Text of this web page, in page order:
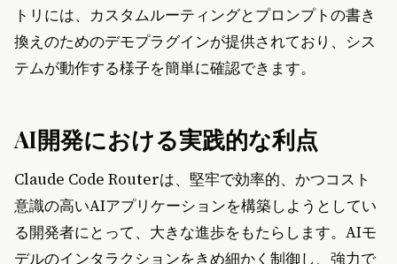
トリには、カスタムルーティングとプロンプトの書き
換えのためのデモプラグインが提供されており、シス
テムが動作する様子を簡単に確認できます。
AI開発における実践的な利点
Claude Code Routerは、堅牢で効率的、かつコスト
意識の高いAIアプリケーションを構築しようとしてい
る開発者にとって、大きな進歩をもたらします。AIモ
デルのインタラクションをきめ細かく制御し、強力で